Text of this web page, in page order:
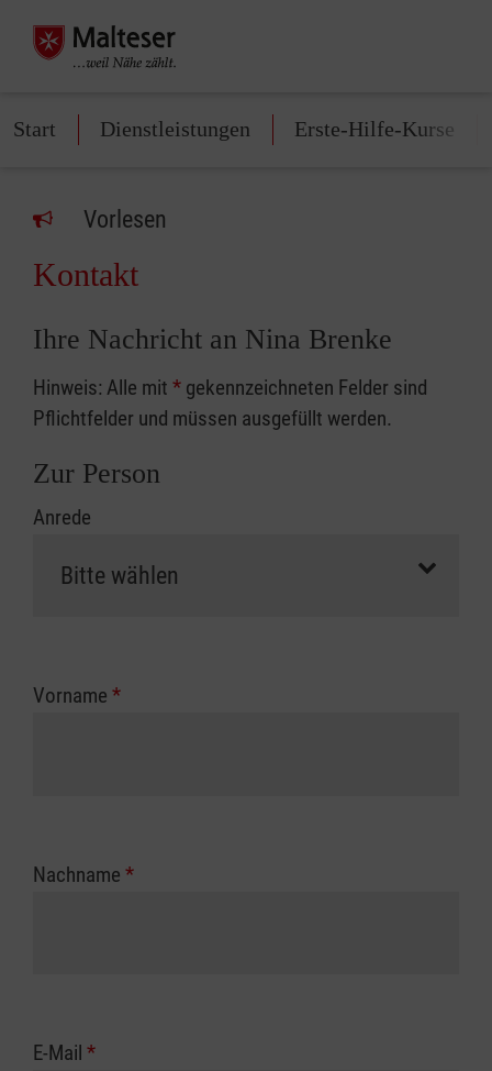
Start Dienstleistungen Erste-Hilfe-Kurse
Vorlesen
Kontakt
Ihre Nachricht an Nina Brenke
Hinweis: Alle mit * gekennzeichneten Felder sind
Pflichtfelder und müssen ausgefüllt werden.
Zur Person
Anrede
Vorname *
Nachname *
E-Mail *